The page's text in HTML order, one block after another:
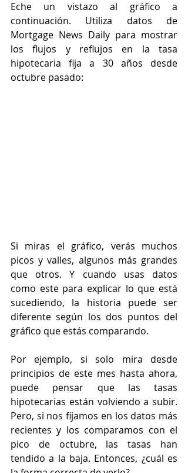
Eche un vistazo al gráfico a
continuación. Utiliza datos de
Mortgage News Daily para mostrar
los flujos y reflujos en la tasa
hipotecaria fija a 30 años desde
octubre pasado:
Si miras el gráfico, verás muchos
picos y valles, algunos más grandes
que otros. Y cuando usas datos
como este para explicar lo que está
sucediendo, la historia puede ser
diferente según los dos puntos del
gráfico que estás comparando.
Por ejemplo, si solo mira desde
principios de este mes hasta ahora,
puede pensar que las tasas
hipotecarias están volviendo a subir.
Pero, si nos fijamos en los datos más
recientes y los comparamos con el
pico de octubre, las tasas han
tendido a la baja. Entonces, ¿cuál es